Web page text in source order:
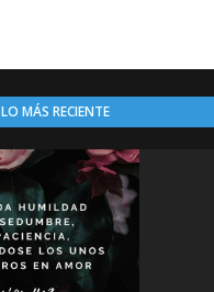
LO MÁS RECIENTE